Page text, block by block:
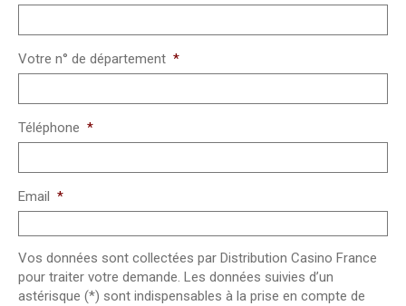
Votre n° de département *
Téléphone *
Email *
Vos données sont collectées par Distribution Casino France
pour traiter votre demande. Les données suivies d’un
astérisque (*) sont indispensables à la prise en compte de